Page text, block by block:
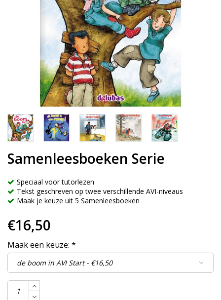
Samenleesboeken Serie
Speciaal voor tutorlezen
Tekst geschreven op twee verschillende AVI-niveaus
Maak je keuze uit 5 Samenleesboeken
€16,50
Maak een keuze: *